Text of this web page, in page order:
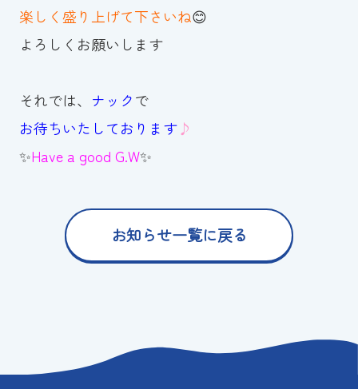
楽しく盛り上げて下さいね😊
よろしくお願いします
それでは、 ナックで
お待ちいたしております♪
✨Have a good G.W✨
お知らせ一覧に戻る